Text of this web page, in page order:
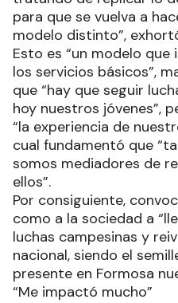
para que se vuelva a
modelo distinto”,
Esto es “un modelo que
los servicios básicos”,
que “hay que seguir
hoy nuestros jóvenes”,
“la experiencia de
cual fundamentó que
somos mediadores de
ellos”.
Por consiguiente,
como a la sociedad a
luchas campesinas y
nacional, siendo el
presente en Formosa
“Me impactó mucho”